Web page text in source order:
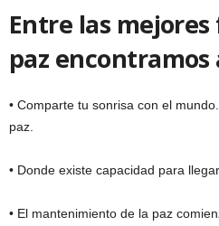
Entre las mejores
paz encontramos
• Comparte tu sonrisa con el
paz.
• Donde existe capacidad para
• El mantenimiento de la paz